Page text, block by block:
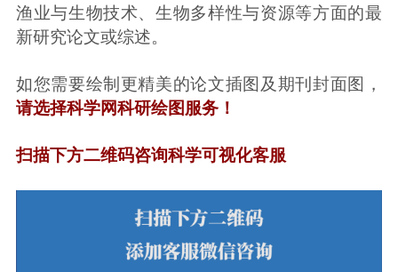
渔业与生物技术、生物多样性与资源等方面的最
新研究论文或综述。
如您需要绘制更精美的论文插图及期刊封面图，
请选择科学网科研绘图服务！
扫描下方二维码咨询科学可视化客服